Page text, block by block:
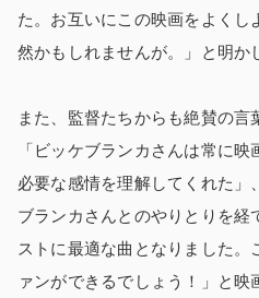
た。お互いにこの映画をよくし
然かもしれませんが。」と明か
また、監督たちからも絶賛の言
「ビッケブランカさんは常に
必要な感情を理解してくれた」
ブランカさんとのやりとりを経
ストに最適な曲となりました。
ァンができるでしょう！」と